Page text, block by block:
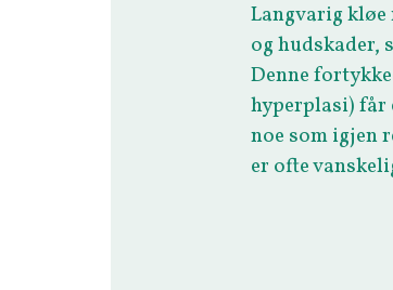
Langvarig
og
Denne
hyperplasi)
noe som igjen
er ofte